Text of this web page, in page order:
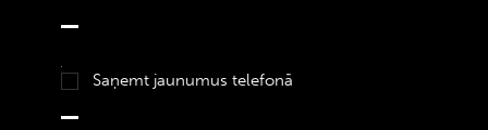
Saņemt jaunumus telefonā